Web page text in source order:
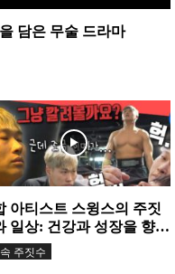
담은 무술 드라마
아티스트 스윙스의 주짓
일상: 건강과 성장을 향한
주짓수